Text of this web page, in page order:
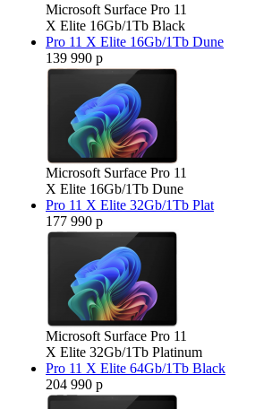
Microsoft Surface Pro 11
X Elite 16Gb/1Tb Black
Pro 11 X Elite 16Gb/1Tb Dune
139 990 р
Microsoft Surface Pro 11
X Elite 16Gb/1Tb Dune
Pro 11 X Elite 32Gb/1Tb Plat
177 990 р
Microsoft Surface Pro 11
X Elite 32Gb/1Tb Platinum
Pro 11 X Elite 64Gb/1Tb Black
204 990 р